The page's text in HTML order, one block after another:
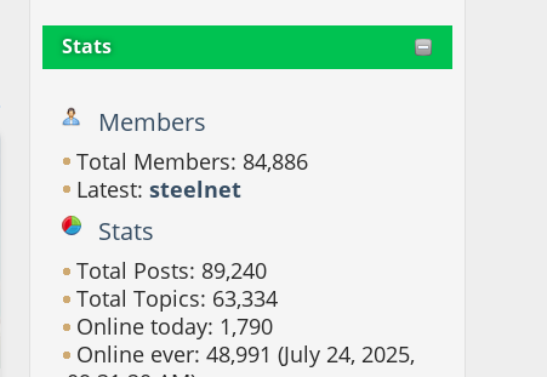
Stats
Members
Total Members: 84,886
Latest:steelnet
Stats
Total Posts: 89,240
Total Topics: 63,334
Online today: 1,790
Online ever: 48,991 (July 24, 2025,